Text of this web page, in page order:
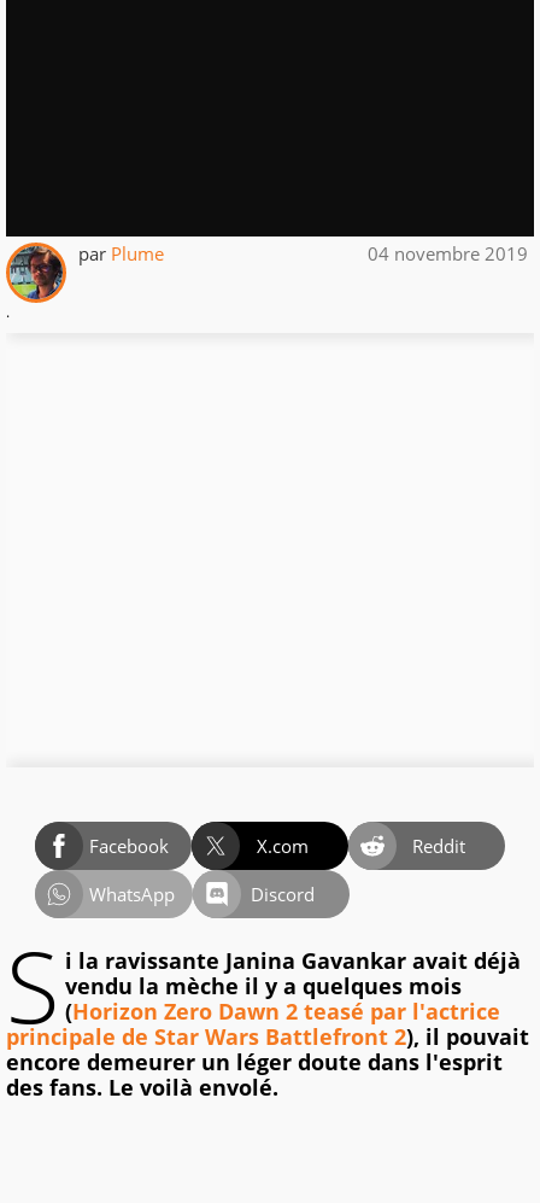
par Plume 04 novembre 2019
.
Facebook X.com
Reddit
WhatsApp
Discord
S i la ravissante Janina Gavankar avait déjà
vendu la mèche il y a quelques mois
(Horizon Zero Dawn 2 teasé par l'actrice
principale de Star Wars Battlefront 2), il pouvait
encore demeurer un léger doute dans l'esprit
des fans. Le voilà envolé.